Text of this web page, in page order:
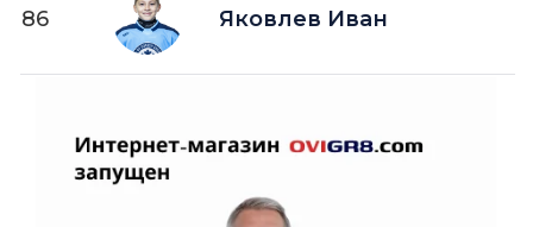
86 Яковлев Иван